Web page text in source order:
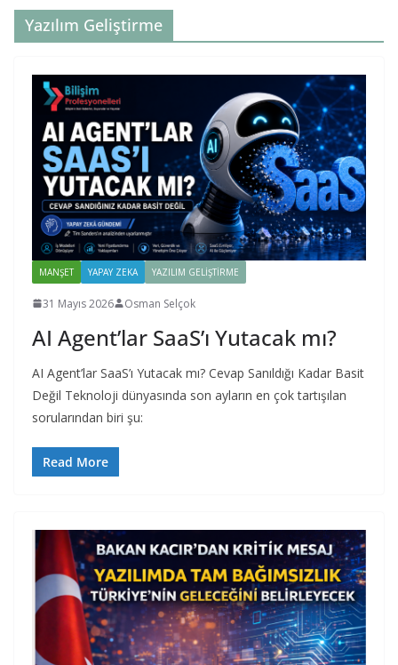
Yazılım Geliştirme
MANŞET YAPAY ZEKA YAZILIM GELIŞTIRME
31 Mayıs 2026 Osman Selçok
AI Agent’lar SaaS’ı Yutacak mı?
AI Agent’lar SaaS’ı Yutacak mı? Cevap Sanıldığı Kadar Basit
Değil Teknoloji dünyasında son ayların en çok tartışılan
sorularından biri şu:
Read More